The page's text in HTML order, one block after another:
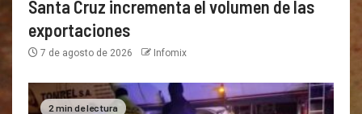
Santa Cruz incrementa el volumen de las
exportaciones
7 de agosto de 2026 Infomix
2 min de lectura